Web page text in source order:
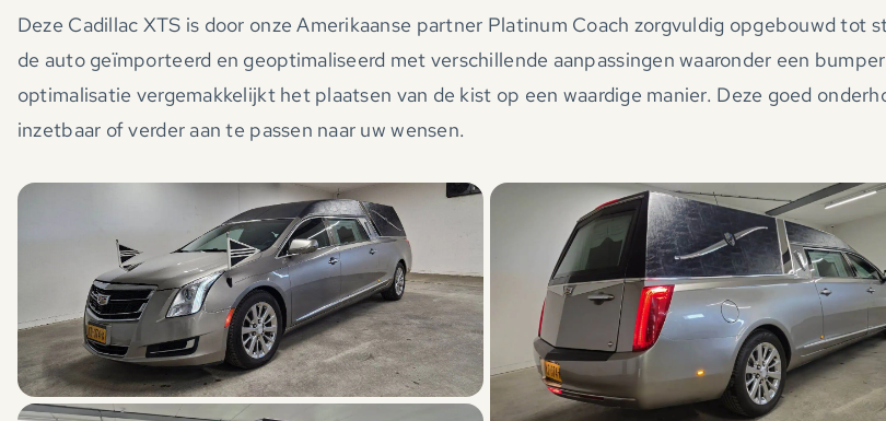
Deze Cadillac XTS is door onze Amerikaanse partner Platinum Coach zorgvuldig opgebouwd tot
de auto geïmporteerd en geoptimaliseerd met verschillende aanpassingen waaronder een
optimalisatie vergemakkelijkt het plaatsen van de kist op een waardige manier. Deze goed
inzetbaar of verder aan te passen naar uw wensen.